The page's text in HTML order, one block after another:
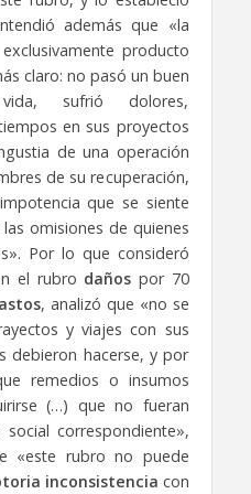
además que «la
producto
claro: no pasó un buen
sufrió dolores,
en sus proyectos
de una operación
de su recuperación,
que se siente
omisiones de quienes
Por lo que consideró
el rubro daños por 70
, analizó que «no se
y viajes con sus
debieron hacerse, y por
remedios o insumos
(…) que no fueran
correspondiente»,
«este rubro no puede
inconsistencia con